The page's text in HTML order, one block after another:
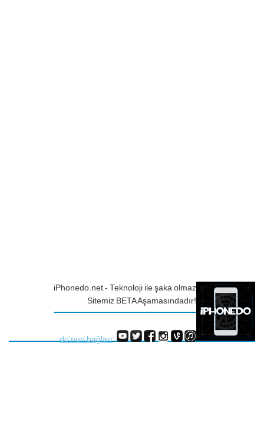
iPhonedo.net - Teknoloji ile şaka olmaz
Sitemiz BETA Aşamasındadır!
do'nun bağları: